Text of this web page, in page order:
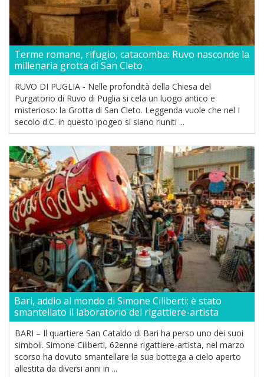
Terme romane, rifugio, catacomba: Ruvo nasconde la
millenaria grotta di San Cleto
RUVO DI PUGLIA - Nelle profondità della Chiesa del
Purgatorio di Ruvo di Puglia si cela un luogo antico e
misterioso: la Grotta di San Cleto. Leggenda vuole che nel I
secolo d.C. in questo ipogeo si siano riuniti ...
Bari, addio al mondo di Simone Ciliberti: è stato
smantellato il laboratorio del rigattiere-artista
BARI – Il quartiere San Cataldo di Bari ha perso uno dei suoi
simboli. Simone Ciliberti, 62enne rigattiere-artista, nel marzo
scorso ha dovuto smantellare la sua bottega a cielo aperto
allestita da diversi anni in ...